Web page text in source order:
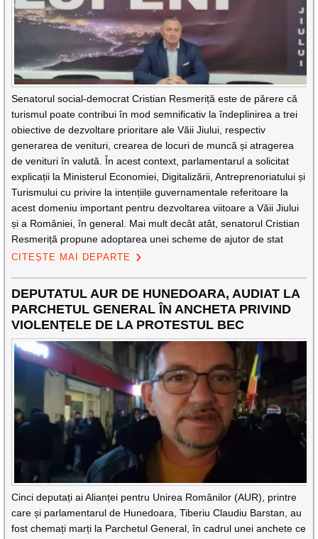
Senatorul social-democrat Cristian Resmeriță este de părere că
turismul poate contribui în mod semnificativ la îndeplinirea a trei
obiective de dezvoltare prioritare ale Văii Jiului, respectiv
generarea de venituri, crearea de locuri de muncă și atragerea
de venituri în valută. În acest context, parlamentarul a solicitat
explicații la Ministerul Economiei, Digitalizării, Antreprenoriatului și
Turismului cu privire la intențiile guvernamentale referitoare la
acest domeniu important pentru dezvoltarea viitoare a Văii Jiului
și a României, în general. Mai mult decât atât, senatorul Cristian
Resmeriță propune adoptarea unei scheme de ajutor de stat
CITEȘTE MAI DEPARTE
DEPUTATUL AUR DE HUNEDOARA, AUDIAT LA
PARCHETUL GENERAL ÎN ANCHETA PRIVIND
VIOLENȚELE DE LA PROTESTUL BEC
Cinci deputați ai Alianței pentru Unirea Românilor (AUR), printre
care și parlamentarul de Hunedoara, Tiberiu Claudiu Barstan, au
fost chemați marți la Parchetul General, în cadrul unei anchete ce